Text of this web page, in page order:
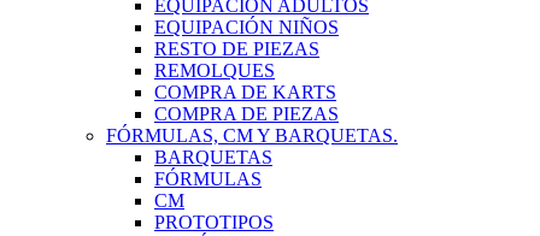
EQUIPACIÓN ADULTOS
EQUIPACIÓN NIÑOS
RESTO DE PIEZAS
REMOLQUES
COMPRA DE KARTS
COMPRA DE PIEZAS
FÓRMULAS, CM Y BARQUETAS.
BARQUETAS
FÓRMULAS
CM
PROTOTIPOS